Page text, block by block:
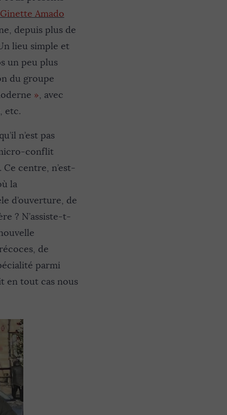
Ginette Amado
depuis plus de
lieu simple et
un peu plus
du groupe
», avec
etc.
n’est pas
conflit
centre, n’est-
la
d’ouverture, de
? N’assiste-t-
de
parmi
en tout cas nous